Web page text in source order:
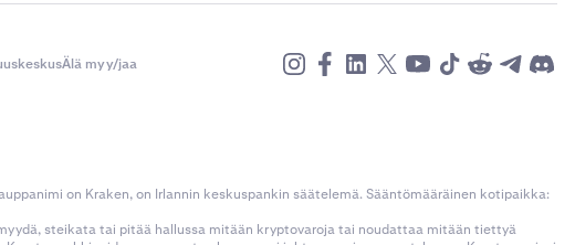
Älä myy/jaa
on Kraken, on Irlannin keskuspankin säätelemä. Sääntömääräinen kotipaikka:
steikata tai pitää hallussa mitään kryptovaroja tai noudattaa mitään tiettyä